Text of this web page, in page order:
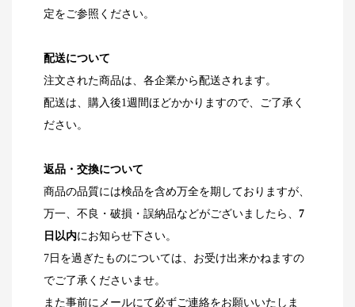
定をご参照ください。
配送について
注文された商品は、各企業から配送されます。
配送は、購入後1週間ほどかかりますので、ご了承く
ださい。
返品・交換について
商品の品質には検品を含め万全を期しておりますが、
万一、不良・破損・誤納品などがございましたら、 7
日以内にお知らせ下さい。
7日を過ぎたものについては、お受け出来かねますの
でご了承くださいませ。
また事前にメールにて必ずご連絡をお願いいたしま